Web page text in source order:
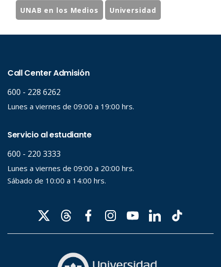
UNAB en los Medios Universidad